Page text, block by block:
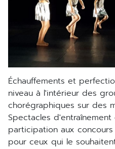
échauffements et perfectionnement technique par
niveau à l'intérieur des
chorégraphiques sur des
Spectacles
participation aux
pour ceux qui le